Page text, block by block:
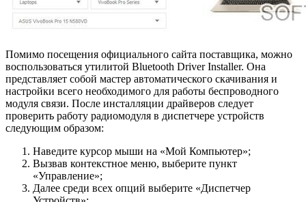
Помимо посещения официального сайта поставщика, можно
воспользоваться утилитой Bluetooth Driver Installer. Она
представляет собой мастер автоматического скачивания и
настройки всего необходимого для работы беспроводного
модуля связи. После инсталляции драйверов следует
проверить работу радиомодуля в диспетчере устройств
следующим образом:
Наведите курсор мыши на «Мой Компьютер»;
Вызвав контекстное меню, выберите пункт
«Управление»;
Далее среди всех опций выберите «Диспетчер